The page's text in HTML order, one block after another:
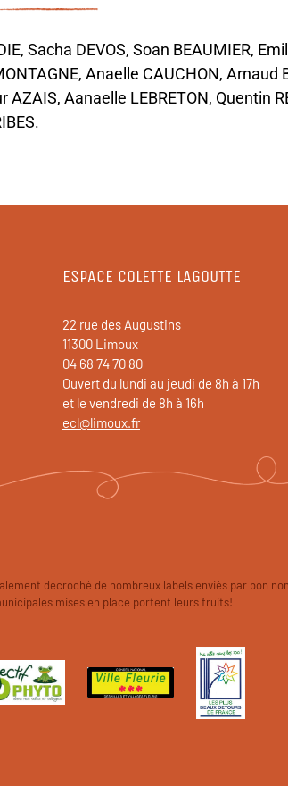
Sacha DEVOS, Soan BEAUMIER,
Anaelle CAUCHON, Arnaud
Aanaelle LEBRETON, Quentin
ESPACE COLETTE LAGOUTTE
22 rue des Augustins
11300 Limoux
04 68 74 70 80
Ouvert du lundi au jeudi de 8h à 17h
et le vendredi de 8h à 16h
ecl@limoux.fr
décroché de nombreux labels enviés par bon
mises en place portent leurs fruits!